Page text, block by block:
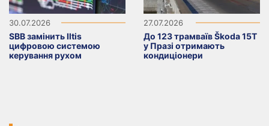
30.07.2026
SBB замінить Iltis
цифровою системою
керування рухом
27.07.2026
До 123 трамваїв Škoda 15T
у Празі отримають
кондиціонери